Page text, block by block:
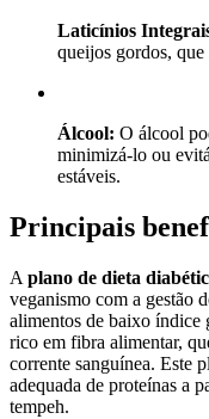
Laticínios
queijos gordos, que
Álcool: O álcool
minimizá-lo ou
estáveis.
Principais
A plano de dieta
veganismo com a gestão
alimentos de baixo índice
rico em fibra alimentar,
corrente sanguínea. Este
adequada de proteínas a
tempeh.